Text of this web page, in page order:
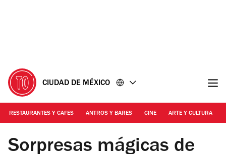
CIUDAD DE MÉXICO
RESTAURANTES Y CAFES ANTROS Y BARES CINE ARTE Y CULTURA
Foto: Raya
Sorpresas mágicas de